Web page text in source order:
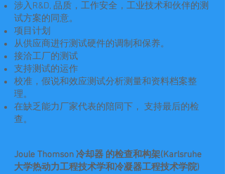
涉入R&D, 品质，工作安全，工业技术和伙伴的测
试方案的同意。
项目计划
从供应商进行测试硬件的调制和保养。
接洽工厂的测试
支持测试的运作
校准，假说和效应测试分析测量和资料档案整
理。
在缺乏能力厂家代表的陪同下， 支持最后的检
查。
Joule Thomson 冷却器 的检查和构架(Karlsruhe
大学热动力工程技术学和冷凝器工程技术学院)